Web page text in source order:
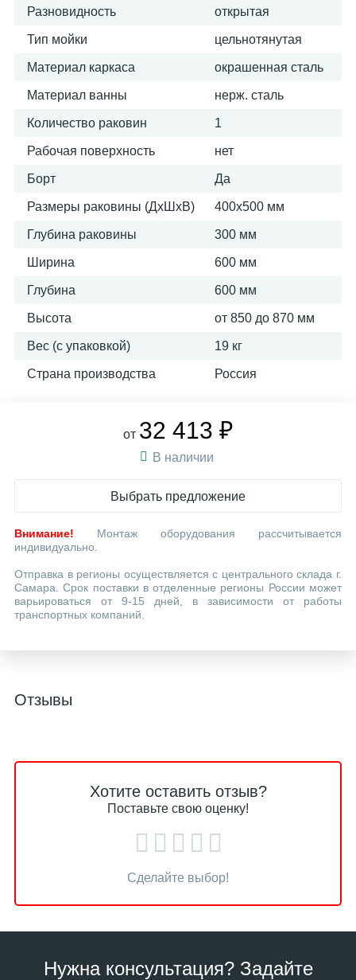
Разновидность открытая
Тип мойки цельнотянутая
Материал каркаса окрашенная сталь
Материал ванны нерж. сталь
Количество раковин 1
Рабочая поверхность нет
Борт Да
Размеры раковины (ДхШхВ) 400х500 мм
Глубина раковины 300 мм
Ширина 600 мм
Глубина 600 мм
Высота от 850 до 870 мм
Вес (с упаковкой) 19 кг
Страна производства Россия
от 32 413 ₽
В наличии
Выбрать предложение
Внимание! Монтаж оборудования рассчитывается
индивидуально.
Отправка в регионы осуществляется с центрального склада г.
Самара. Срок поставки в отделенные регионы России может
варьироваться от 9-15 дней, в зависимости от работы
транспортных компаний.
Отзывы
Хотите оставить отзыв?
Поставьте свою оценку!
Сделайте выбор!
Нужна консультация? Задайте